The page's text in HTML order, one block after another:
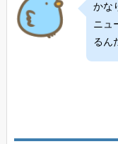
かな
ニュ
るん